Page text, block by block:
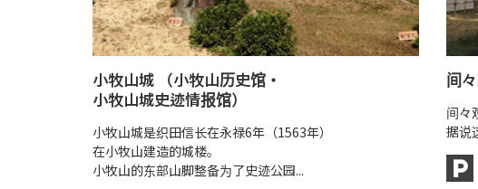
小牧山城 （小牧山历史馆・
小牧山城史迹情报馆）
小牧山城是织田信长在永禄6年（1563年）
在小牧山建造的城楼。
小牧山的东部山脚整备为了史迹公园...
间
间々
据说